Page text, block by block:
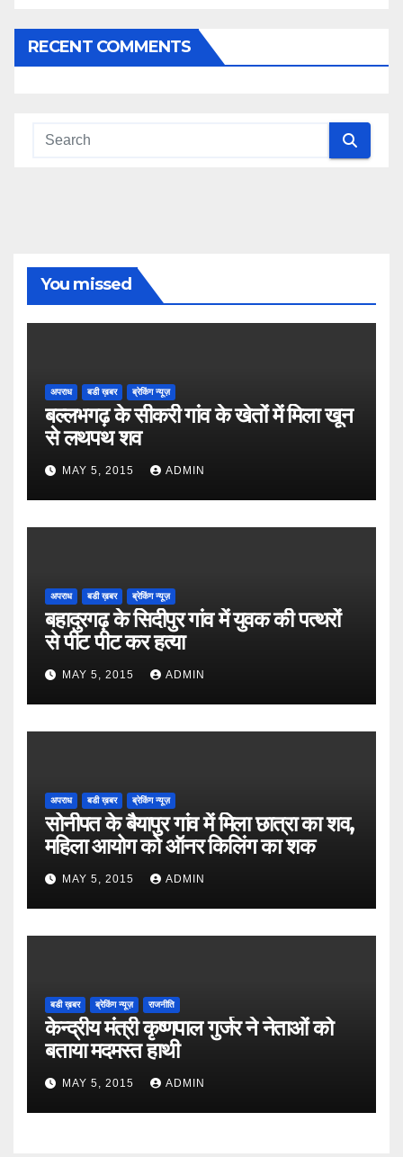
RECENT COMMENTS
You missed
अपराध बडी ख़बर ब्रेकिंग न्यूज़
बल्लभगढ़ के सीकरी गांव के खेतों में मिला खून
से लथपथ शव
MAY 5, 2015 ADMIN
अपराध बडी ख़बर ब्रेकिंग न्यूज़
बहादुरगढ़ के सिदीपुर गांव में युवक की पत्थरों
से पीट पीट कर हत्या
MAY 5, 2015 ADMIN
अपराध बडी ख़बर ब्रेकिंग न्यूज़
सोनीपत के बैयापुर गांव में मिला छात्रा का शव,
महिला आयोग को ऑनर किलिंग का शक
MAY 5, 2015 ADMIN
बडी ख़बर ब्रेकिंग न्यूज़ राजनीति
केन्द्रीय मंत्री कृष्णपाल गुर्जर ने नेताओं को
बताया मदमस्त हाथी
MAY 5, 2015 ADMIN